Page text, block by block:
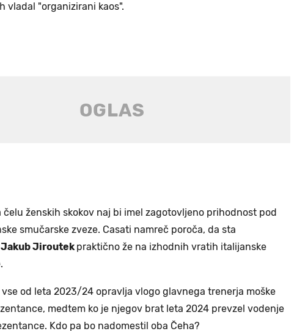
vladal "organizirani kaos".
čelu ženskih skokov naj bi imel zagotovljeno prihodnost pod
smučarske zveze. Casati namreč poroča, da sta
Jakub Jiroutekpraktično že na izhodnih vratih italijanske
od leta 2023/24 opravlja vlogo glavnega trenerja moške
medtem ko je njegov brat leta 2024 prevzel vodenje
Kdo pa bo nadomestil oba Čeha?